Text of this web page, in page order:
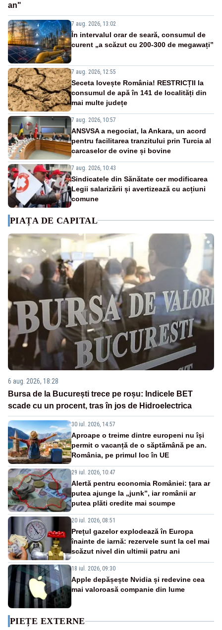
an"
7 aug. 2026, 13:02
În intervalul orar de seară, consumul de
curent „a scăzut cu 200-300 de megawați”
7 aug. 2026, 12:55
Seceta lovește România! RESTRICȚII la
consumul de apă în 141 de localități din
mai multe județe
7 aug. 2026, 10:57
ANSVSA a negociat, la Ankara, un acord
pentru facilitarea tranzitului prin Turcia al
carcaselor de ovine și bovine
7 aug. 2026, 10:43
Sindicatele din Sănătate cer modificarea
Legii salarizării și avertizează cu acțiuni
comune
PIAȚA DE CAPITAL
6 aug. 2026, 18:28
Bursa de la București trece pe roșu: Indicele BET
scade cu un procent, tras în jos de Hidroelectrica
30 iul. 2026, 14:57
Aproape o treime dintre europeni nu își
permit o vacanță de o săptămână pe an.
România, pe primul loc în UE
29 iul. 2026, 10:47
Alertă pentru economia României: țara ar
putea ajunge la „junk”, iar românii ar
putea plăti credite mai scumpe
20 iul. 2026, 08:51
Prețul gazelor explodează în Europa
înainte de iarnă: rezervele sunt la cel mai
scăzut nivel din ultimii patru ani
18 iul. 2026, 09:30
Apple depășește Nvidia și redevine cea
mai valoroasă companie din lume
PIEȚE EXTERNE